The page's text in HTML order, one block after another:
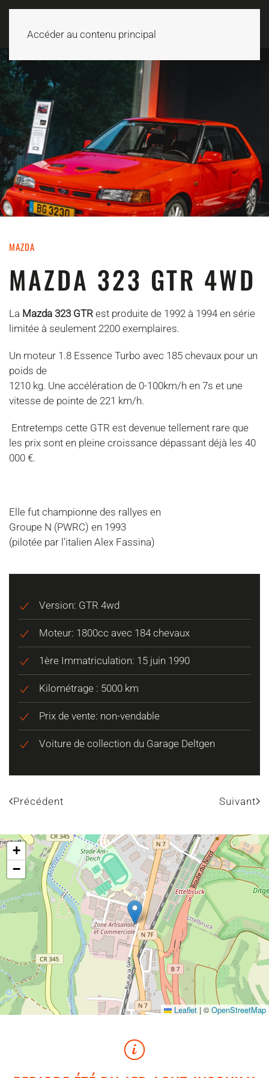
Accéder au contenu principal
MAZDA
MAZDA 323 GTR 4WD
La Mazda 323 GTR est produite de 1992 à 1994en série
limitée à seulement 2200 exemplaires.
Un moteur 1.8 Essence Turbo avec 185 chevaux pour un
poids de
1210 kg. Une accélération de 0-100km/h en 7s et une
vitesse de pointe de 221 km/h.
Entretemps cette GTR est devenue tellement rare que
les prix sont en pleine croissance dépassant déjà les 40
000 €.
Elle fut championne des rallyes en
Groupe N (PWRC) en 1993
(pilotée par l'italien Alex Fassina)
Version: GTR 4wd
Moteur: 1800cc avec 184 chevaux
1ère Immatriculation: 15 juin 1990
Kilométrage : 5000 km
Prix de vente: non-vendable
Voiture de collection du Garage Deltgen
Précédent Suivant
+
−
Leaflet | © OpenStreetMap